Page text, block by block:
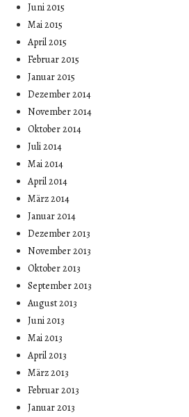
Juni 2015
Mai 2015
April 2015
Februar 2015
Januar 2015
Dezember 2014
November 2014
Oktober 2014
Juli 2014
Mai 2014
April 2014
März 2014
Januar 2014
Dezember 2013
November 2013
Oktober 2013
September 2013
August 2013
Juni 2013
Mai 2013
April 2013
März 2013
Februar 2013
Januar 2013